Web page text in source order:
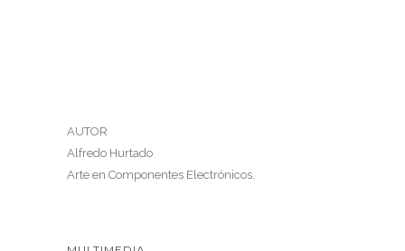
AUTOR
Alfredo Hurtado
Arte en Componentes Electrónicos.